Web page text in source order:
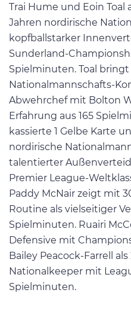
Trai Hume und Eoin Toal
Jahren nordirische
kopfballstarker
Sunderland-
Spielminuten. Toal
Nationalmannschafts-
Abwehrchef mit Bolton
Erfahrung aus 165
kassierte 1 Gelbe Karte
nordirische
talentierter
Premier League-
Paddy McNair zeigt mit
Routine als vielseitiger
Spielminuten. Ruairi
Defensive mit
Bailey Peacock-Farrell
Nationalkeeper mit
Spielminuten.